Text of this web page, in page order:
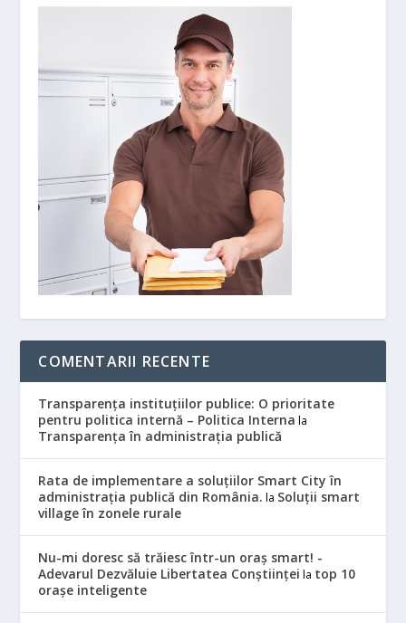
COMENTARII RECENTE
Transparența instituțiilor publice: O prioritate
pentru politica internă – Politica Interna la
Transparența în administrația publică
Rata de implementare a soluțiilor Smart City în
administrația publică din România. la Soluții smart
village în zonele rurale
Nu-mi doresc să trăiesc într-un oraș smart! -
Adevarul Dezvăluie Libertatea Conștiinței la top 10
orașe inteligente